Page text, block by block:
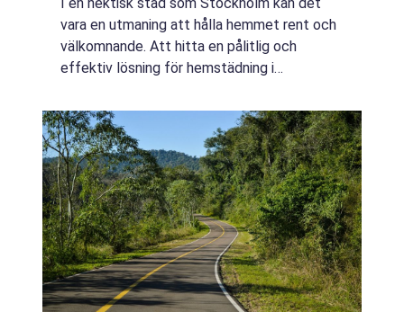
vara en utmaning att hålla hemmet rent och
välkomnande. Att hitta en pålitlig och
effektiv lösning för hemstädning i
vardagen. För m...